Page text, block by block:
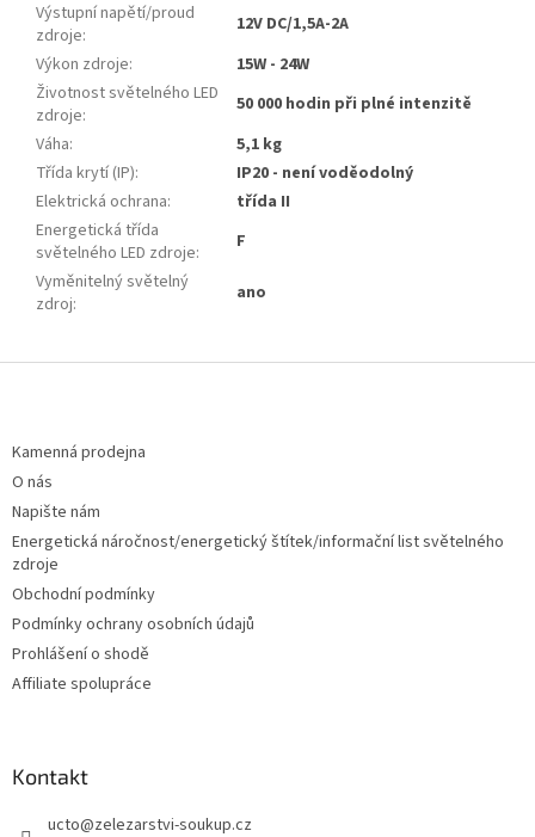
Výstupní napětí/proud
zdroje:
12V DC/1,5A-2A
Výkon zdroje:
15W - 24W
Životnost světelného LED
zdroje:
50 000 hodin při plné intenzitě
Váha:
5,1 kg
Třída krytí (IP):
IP20 - není voděodolný
Elektrická ochrana:
třída II
Energetická třída
světelného LED zdroje:
F
Vyměnitelný světelný
zdroj: ano
Kamenná prodejna
O nás
Napište nám
Energetická náročnost/energetický štítek/informační list světelného
zdroje
Obchodní podmínky
Podmínky ochrany osobních údajů
Prohlášení o shodě
Affiliate spolupráce
Kontakt
ucto@zelezarstvi-soukup.cz